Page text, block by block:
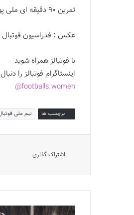
تمرین 90 دقیقه ای ملی پوشان نوجوان با انجام حرکات کششی به پایان رسید.
عکس : فدراسیون فوتبال
با فوتبالز همراه شوید
اینستاگرام فوتبالز را
footballs.women@
برچسب ها تیم ملی
اشتراک گذاری